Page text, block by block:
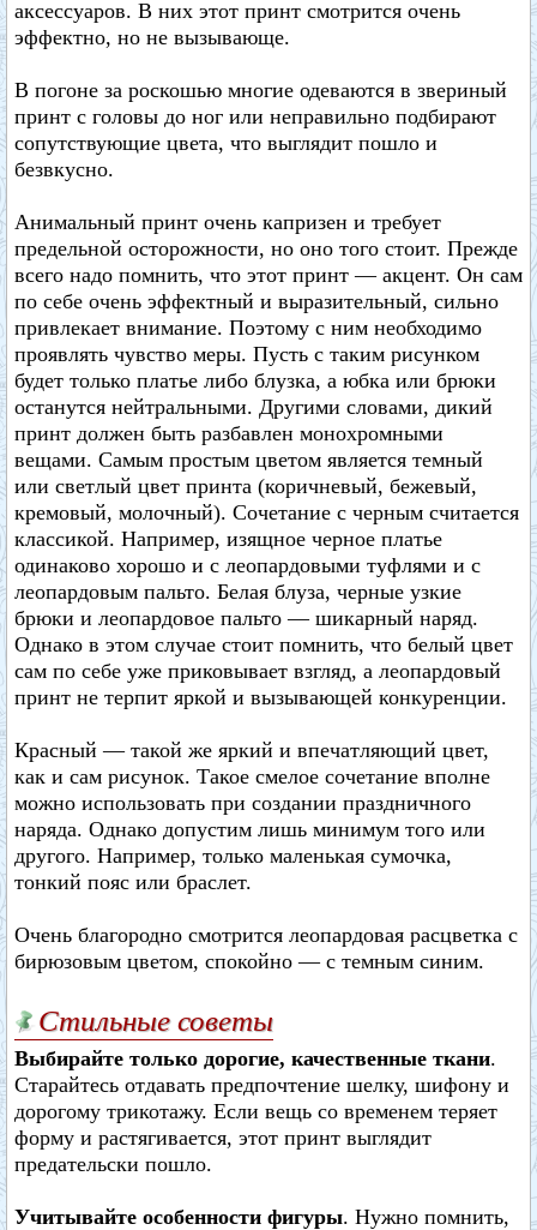
аксессуаров. В них этот принт смотрится очень
эффектно, но не вызывающе.
В погоне за роскошью многие одеваются в звериный
принт с головы до ног или неправильно подбирают
сопутствующие цвета, что выглядит пошло и
безвкусно.
Анимальный принт очень капризен и требует
предельной осторожности, но оно того стоит. Прежде
всего надо помнить, что этот принт — акцент. Он сам
по себе очень эффектный и выразительный, сильно
привлекает внимание. Поэтому с ним необходимо
проявлять чувство меры. Пусть с таким рисунком
будет только платье либо блузка, а юбка или брюки
останутся нейтральными. Другими словами, дикий
принт должен быть разбавлен монохромными
вещами. Самым простым цветом является темный
или светлый цвет принта (коричневый, бежевый,
кремовый, молочный). Сочетание с черным считается
классикой. Например, изящное черное платье
одинаково хорошо и с леопардовыми туфлями и с
леопардовым пальто. Белая блуза, черные узкие
брюки и леопардовое пальто — шикарный наряд.
Однако в этом случае стоит помнить, что белый цвет
сам по себе уже приковывает взгляд, а леопардовый
принт не терпит яркой и вызывающей конкуренции.
Красный — такой же яркий и впечатляющий цвет,
как и сам рисунок. Такое смелое сочетание вполне
можно использовать при создании праздничного
наряда. Однако допустим лишь минимум того или
другого. Например, только маленькая сумочка,
тонкий пояс или браслет.
Очень благородно смотрится леопардовая расцветка с
бирюзовым цветом, спокойно — с темным синим.
Стильные советы
Выбирайте только дорогие, качественные ткани.
Старайтесь отдавать предпочтение шелку, шифону и
дорогому трикотажу. Если вещь со временем теряет
форму и растягивается, этот принт выглядит
предательски пошло.
Учитывайте особенности фигуры. Нужно помнить,